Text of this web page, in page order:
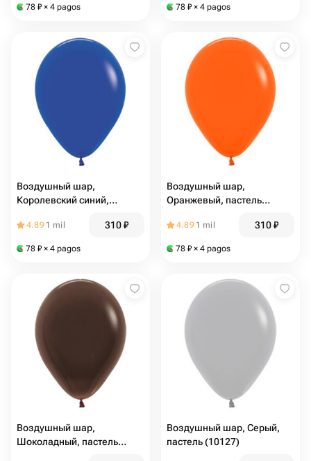
78 ₽ × 4 pagos 78 ₽ × 4 pagos
Воздушный шар,
Королевский синий,
4.89 1 mil 310₽
78 ₽ × 4 pagos
Воздушный шар,
Оранжевый, пастель
4.89 1 mil 310₽
78 ₽ × 4 pagos
Воздушный шар,
Шоколадный, пастель
Воздушный шар, Серый,
пастель (10127)